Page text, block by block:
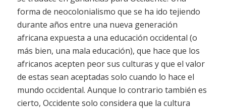
forma de neocolonialismo que se ha ido tejiendo
durante años entre una nueva generación
africana expuesta a una educación occidental (o
más bien, una mala educación), que hace que los
africanos acepten peor sus culturas y que el valor
de estas sean aceptadas solo cuando lo hace el
mundo occidental. Aunque lo contrario también es
cierto, Occidente solo considera que la cultura